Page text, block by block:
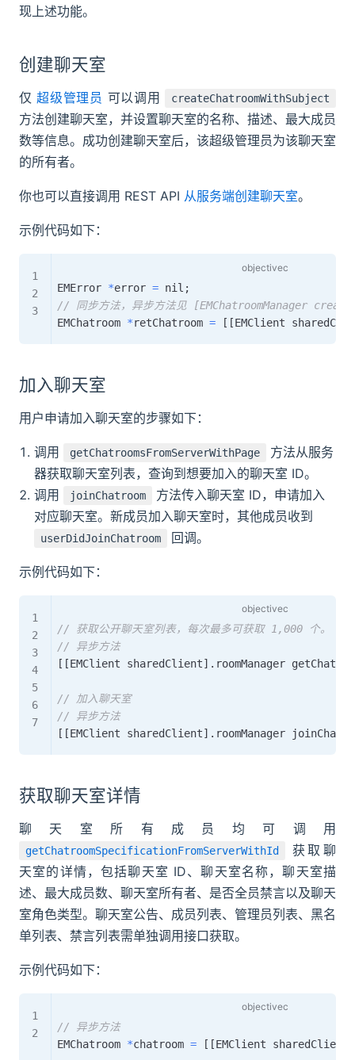
现上述功能。
创建聊天室
仅超级管理员 可以调用 createChatroomWithSubject
方法创建聊天室，并设置聊天室的名称、描述、最大成员
数等信息。成功创建聊天室后，该超级管理员为该聊天室
的所有者。
你也可以直接调用 REST API 从服务端创建聊天室。
示例代码如下：
EMError *error = nil ;
// 同步方法，异步方法见 [EMChatroomManager
EMChatroom *retChatroom = [ [EMClient
加入聊天室
用户申请加入聊天室的步骤如下：
调用 getChatroomsFromServerWithPage
方法从服务
器获取聊天室列表，查询到想要加入的聊天室 ID。
调用
joinChatroom
方法传入聊天室 ID，申请加入
对应聊天室。新成员加入聊天室时，其他成员收到
userDidJoinChatroom 回调。
示例代码如下：
// 获取公开聊天室列表，每次最多可获取 1,000 个。
// 异步方法
[ [EMClient sharedClient] . roomManager
// 加入聊天室
// 异步方法
[ [EMClient sharedClient] . roomManager
获取聊天室详情
聊天室所有成员均可调用
getChatroomSpecificationFromServerWithId
获取聊
天室的详情，包括聊天室 ID、聊天室名称，聊天室描
述、最大成员数、聊天室所有者、是否全员禁言以及聊天
室角色类型。聊天室公告、成员列表、管理员列表、黑名
单列表、禁言列表需单独调用接口获取。
示例代码如下：
// 异步方法
EMChatroom *chatroom = [ [EMClient sharedClient